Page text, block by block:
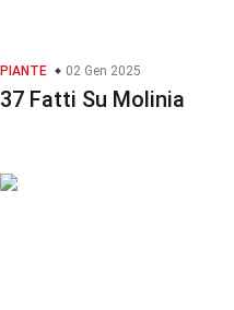
PIANTE 02 Gen 2025
37 Fatti Su Molinia